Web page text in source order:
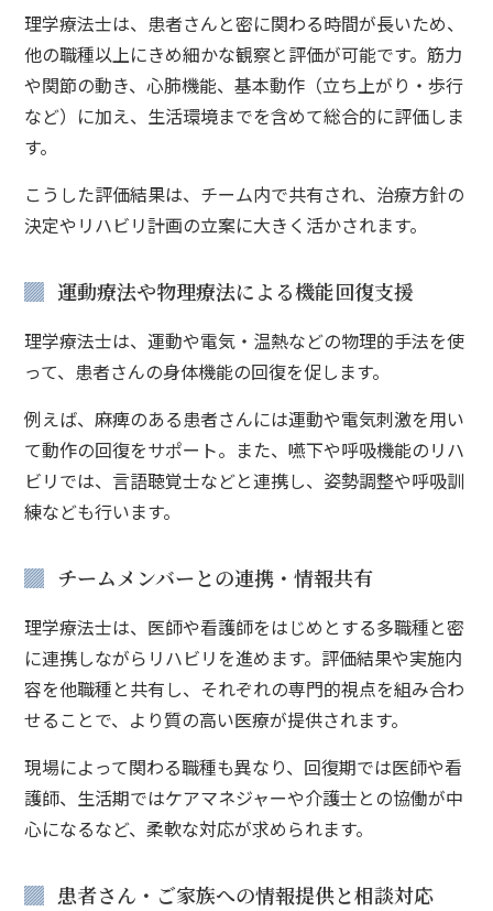
理学療法士は、患者さんと密に関わる時間が長いため、
他の職種以上にきめ細かな観察と評価が可能です。筋力
や関節の動き、心肺機能、基本動作（立ち上がり・歩行
など）に加え、生活環境までを含めて総合的に評価しま
す。
こうした評価結果は、チーム内で共有され、治療方針の
決定やリハビリ計画の立案に大きく活かされます。
運動療法や物理療法による機能回復支援
理学療法士は、運動や電気・温熱などの物理的手法を使
って、患者さんの身体機能の回復を促します。
例えば、麻痺のある患者さんには運動や電気刺激を用い
て動作の回復をサポート。また、嚥下や呼吸機能のリハ
ビリでは、言語聴覚士などと連携し、姿勢調整や呼吸訓
練なども行います。
チームメンバーとの連携・情報共有
理学療法士は、医師や看護師をはじめとする多職種と密
に連携しながらリハビリを進めます。評価結果や実施内
容を他職種と共有し、それぞれの専門的視点を組み合わ
せることで、より質の高い医療が提供されます。
現場によって関わる職種も異なり、回復期では医師や看
護師、生活期ではケアマネジャーや介護士との協働が中
心になるなど、柔軟な対応が求められます。
患者さん・ご家族への情報提供と相談対応